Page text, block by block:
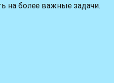
на более важные задачи.